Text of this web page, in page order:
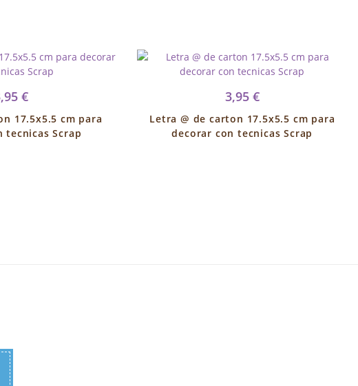
€
17.5x5.5 cm para
tecnicas Scrap
3,95 €
Letra @ de carton 17.5x5.5 cm para
decorar con tecnicas Scrap